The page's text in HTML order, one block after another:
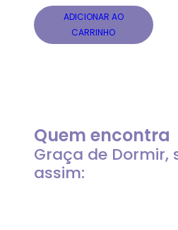
ADICIONAR AO
CARRINHO
Quem encontra
Graça de Dormir,
assim: